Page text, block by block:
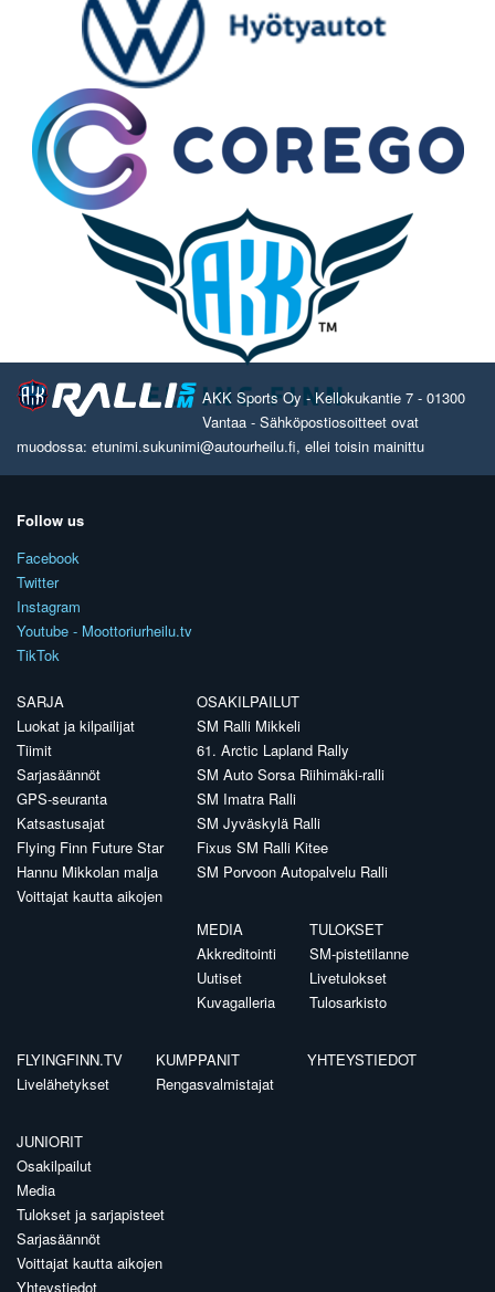
AKK Sports Oy - Kellokukantie 7 - 01300
Vantaa - Sähköpostiosoitteet ovat
muodossa: etunimi.sukunimi@autourheilu.fi, ellei toisin mainittu
Follow us
Facebook
Twitter
Instagram
Youtube - Moottoriurheilu.tv
TikTok
SARJA
Luokat ja kilpailijat
Tiimit
Sarjasäännöt
GPS-seuranta
Katsastusajat
Flying Finn Future Star
Hannu Mikkolan malja
Voittajat kautta aikojen
OSAKILPAILUT
SM Ralli Mikkeli
61. Arctic Lapland Rally
SM Auto Sorsa Riihimäki-ralli
SM Imatra Ralli
SM Jyväskylä Ralli
Fixus SM Ralli Kitee
SM Porvoon Autopalvelu Ralli
MEDIA
Akkreditointi
Uutiset
Kuvagalleria
TULOKSET
SM-pistetilanne
Livetulokset
Tulosarkisto
FLYINGFINN.TV
Livelähetykset
KUMPPANIT
Rengasvalmistajat
YHTEYSTIEDOT
JUNIORIT
Osakilpailut
Media
Tulokset ja sarjapisteet
Sarjasäännöt
Voittajat kautta aikojen
Yhteystiedot